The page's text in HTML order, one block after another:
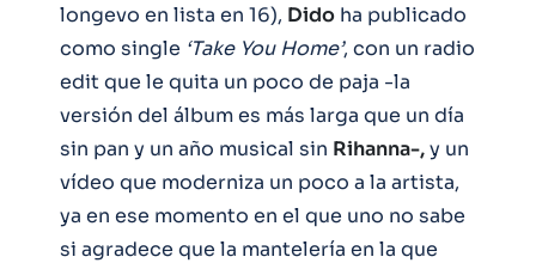
longevo en lista en 16), Dido ha publicado
como single ‘Take You Home’, con un radio
edit que le quita un poco de paja -la
versión del álbum es más larga que un día
sin pan y un año musical sin Rihanna-,y un
vídeo que moderniza un poco a la artista,
ya en ese momento en el que uno no sabe
si agradece que la mantelería en la que